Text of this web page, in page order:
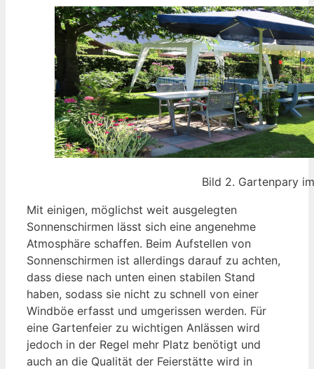
Bild 2. Gartenpary
Mit einigen, möglichst weit ausgelegten
Sonnenschirmen lässt sich eine angenehme
Atmosphäre schaffen. Beim Aufstellen von
Sonnenschirmen ist allerdings darauf zu achten,
dass diese nach unten einen stabilen Stand
haben, sodass sie nicht zu schnell von einer
Windböe erfasst und umgerissen werden. Für
eine Gartenfeier zu wichtigen Anlässen wird
jedoch in der Regel mehr Platz benötigt und
auch an die Qualität der Feierstätte wird in